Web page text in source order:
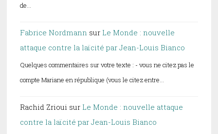
de…
Fabrice Nordmann sur Le Monde : nouvelle
attaque contre la laïcité par Jean-Louis Bianco
Quelques commentaires sur votre texte : - vous ne citez pas le
compte Mariane en république (vous le citez entre…
Rachid Zrioui sur Le Monde : nouvelle attaque
contre la laïcité par Jean-Louis Bianco